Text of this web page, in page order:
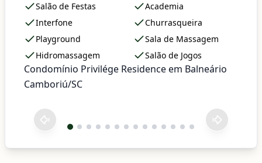
Salão de Festas
Academia
Interfone
Churrasqueira
Playground
Sala de Massagem
Hidromassagem
Salão de Jogos
Condomínio Privilége Residence em Balneário
Camboriú/SC